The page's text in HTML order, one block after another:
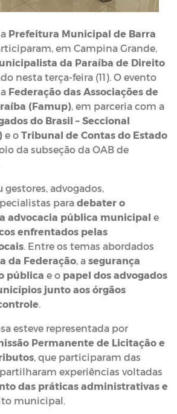
Prefeitura Municipal de Barra
em Campina Grande,
da Paraíba de Direito
nesta terça-feira (11). O evento
Federação das Associações de
(Famup), em parceria com a
do Brasil – Seccional
e o Tribunal de Contas do Estado
da subseção da OAB de
advogados,
para debater o
advocacia pública municipal e
enfrentados pelas
. Entre os temas abordados
da Federação, a segurança
pública e o papel dos advogados
junto aos órgãos
.
esteve representada por
Permanente de Licitação e
, que participaram das
experiências voltadas
das práticas administrativas e
municipal.